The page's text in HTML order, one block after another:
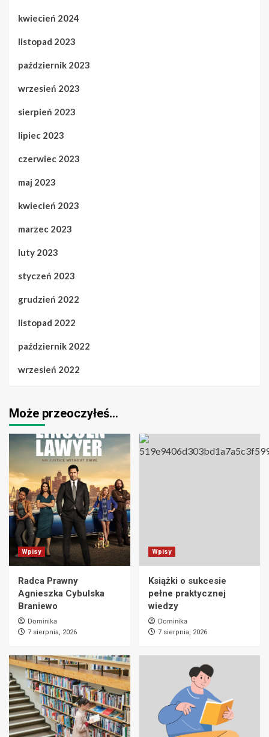
kwiecień 2024
listopad 2023
październik 2023
wrzesień 2023
sierpień 2023
lipiec 2023
czerwiec 2023
maj 2023
kwiecień 2023
marzec 2023
luty 2023
styczeń 2023
grudzień 2022
listopad 2022
październik 2022
wrzesień 2022
Może przeoczyłeś…
Wpisy
Radca Prawny
Agnieszka Cybulska
Braniewo
Dominika
7 sierpnia, 2026
Wpisy
Książki o sukcesie
pełne praktycznej
wiedzy
Dominika
7 sierpnia, 2026